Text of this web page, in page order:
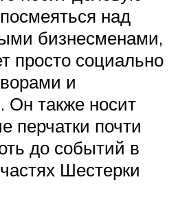
над
бизнесменами,
просто социально
и
Он также носит
перчатки почти
до событий в
Шестерки